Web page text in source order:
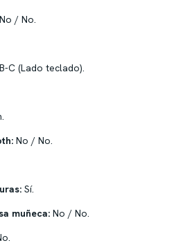
No / No.
C (Lado teclado).
No / No.
Sí.
muñeca: No / No.